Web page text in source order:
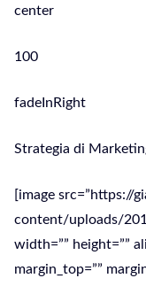
center
100
fadeInRight
Strategia di
[image src=”https://
content/uploads/
width=”” height=””
margin_top=””